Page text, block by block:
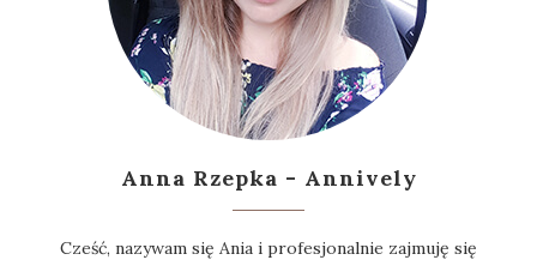
Anna Rzepka - Annively
Cześć, nazywam się Ania i profesjonalnie zajmuję się